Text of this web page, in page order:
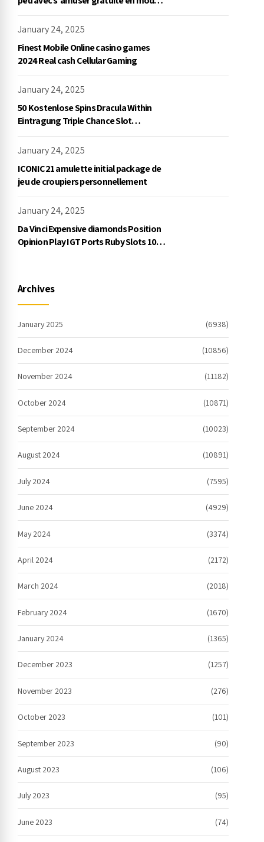
démo, NetEnt
January 24, 2025
Finest Mobile Online casino games
2024 Real cash Cellular Gaming
January 24, 2025
50 Kostenlose Spins Dracula Within
Eintragung Triple Chance Slot
Exklusive Einzahlung
January 24, 2025
ICONIC21 amulette initial package de
jeu de croupiers personnellement
January 24, 2025
Da Vinci Expensive diamonds Position
Opinion Play IGT Ports Ruby Slots 100
Archives
January 2025 (6938)
December 2024 (10856)
November 2024 (11182)
October 2024 (10871)
September 2024 (10023)
August 2024 (10891)
July 2024 (7595)
June 2024 (4929)
May 2024 (3374)
April 2024 (2172)
March 2024 (2018)
February 2024 (1670)
January 2024 (1365)
December 2023 (1257)
November 2023 (276)
October 2023 (101)
September 2023 (90)
August 2023 (106)
July 2023 (95)
June 2023 (74)